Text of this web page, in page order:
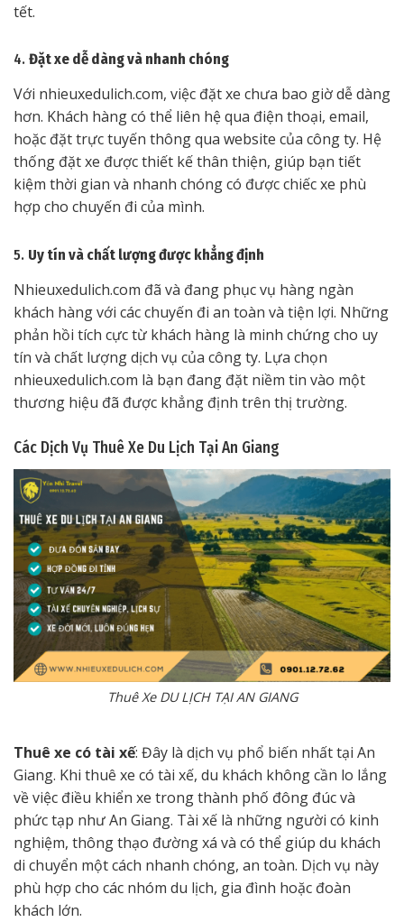
tết.
4. Đặt xe dễ dàng và nhanh chóng
Với nhieuxedulich.com, việc đặt xe chưa bao giờ dễ dàng
hơn. Khách hàng có thể liên hệ qua điện thoại, email,
hoặc đặt trực tuyến thông qua website của công ty. Hệ
thống đặt xe được thiết kế thân thiện, giúp bạn tiết
kiệm thời gian và nhanh chóng có được chiếc xe phù
hợp cho chuyến đi của mình.
5. Uy tín và chất lượng được khẳng định
Nhieuxedulich.com đã và đang phục vụ hàng ngàn
khách hàng với các chuyến đi an toàn và tiện lợi. Những
phản hồi tích cực từ khách hàng là minh chứng cho uy
tín và chất lượng dịch vụ của công ty. Lựa chọn
nhieuxedulich.com là bạn đang đặt niềm tin vào một
thương hiệu đã được khẳng định trên thị trường.
Các Dịch Vụ Thuê Xe Du Lịch Tại An Giang
Thuê Xe DU LỊCH TẠI AN GIANG
Thuê xe có tài xế: Đây là dịch vụ phổ biến nhất tại An
Giang. Khi thuê xe có tài xế, du khách không cần lo lắng
về việc điều khiển xe trong thành phố đông đúc và
phức tạp như An Giang. Tài xế là những người có kinh
nghiệm, thông thạo đường xá và có thể giúp du khách
di chuyển một cách nhanh chóng, an toàn. Dịch vụ này
phù hợp cho các nhóm du lịch, gia đình hoặc đoàn
khách lớn.